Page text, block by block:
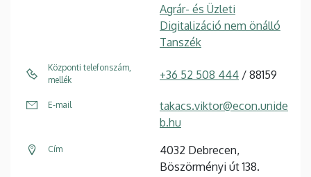
Agrár- és Üzleti
Digitalizáció nem önálló
Tanszék
Központi telefonszám,
mellék
+36 52 508 444 / 88159
E-mail
takacs.viktor@econ.unide
b.hu
Cím
4032 Debrecen,
Böszörményi út 138.